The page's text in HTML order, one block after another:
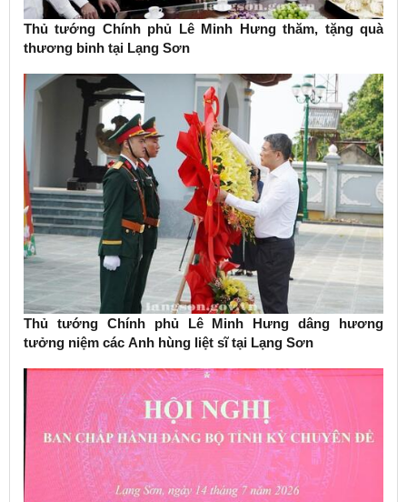
Thủ tướng Chính phủ Lê Minh Hưng thăm, tặng quà
thương binh tại Lạng Sơn
Thủ tướng Chính phủ Lê Minh Hưng dâng hương
tưởng niệm các Anh hùng liệt sĩ tại Lạng Sơn